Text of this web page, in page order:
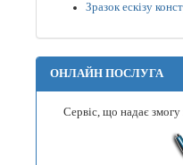
Зразок ескізу
ОНЛАЙН ПОСЛУГА
Сервіс, що надає